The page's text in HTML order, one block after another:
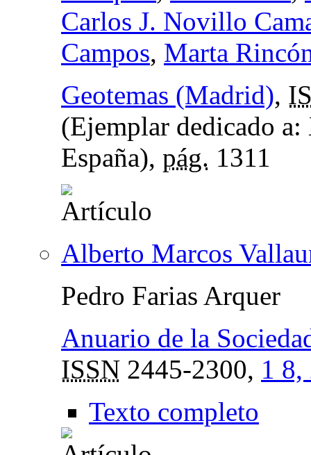
Carlos J. Novillo
Campos, Marta
Geotemas (Madrid),
(Ejemplar dedicado
España), pág. 1311
Alberto Marcos
Pedro Farias Arquer
Anuario de la
ISSN 2445-2300, 1 8,
Texto completo